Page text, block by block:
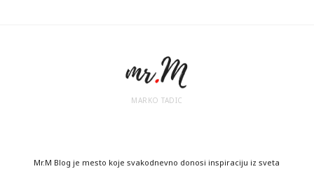
MARKO TADIC
Mr.M Blog je mesto koje svakodnevno donosi inspiraciju iz sveta